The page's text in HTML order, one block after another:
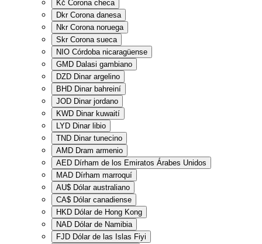
Kč Corona checa
Dkr Corona danesa
Nkr Corona noruega
Skr Corona sueca
NIO Córdoba nicaragüense
GMD Dalasi gambiano
DZD Dinar argelino
BHD Dinar bahreiní
JOD Dinar jordano
KWD Dinar kuwaití
LYD Dinar libio
TND Dinar tunecino
AMD Dram armenio
AED Dírham de los Emiratos Árabes Unidos
MAD Dírham marroquí
AU$ Dólar australiano
CA$ Dólar canadiense
HKD Dólar de Hong Kong
NAD Dólar de Namibia
FJD Dólar de las Islas Fiyi